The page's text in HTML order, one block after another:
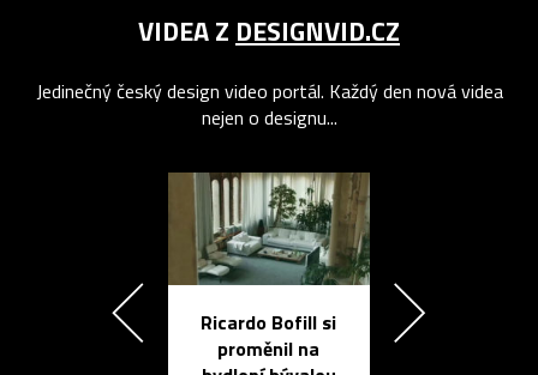
VIDEA Z DESIGNVID.CZ
Jedinečný český design video portál. Každý den nová videa
nejen o designu...
Ricardo Bofill si
proměnil na